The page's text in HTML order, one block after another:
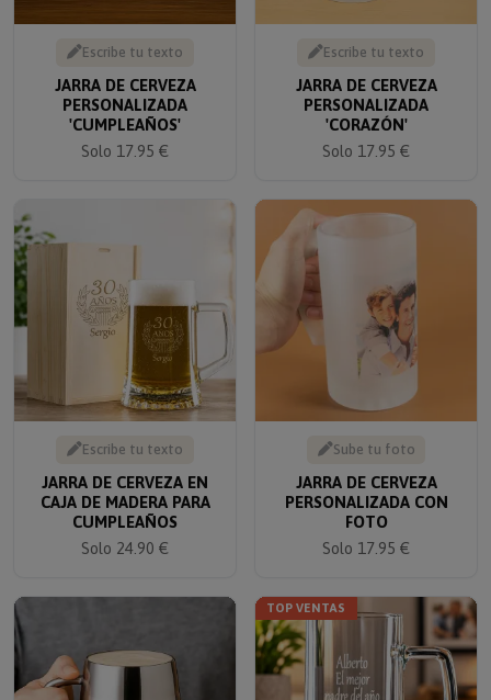
Escribe tu texto
JARRA DE CERVEZA
PERSONALIZADA
'CUMPLEAÑOS'
Solo 17.95 €
Escribe tu texto
JARRA DE CERVEZA
PERSONALIZADA
'CORAZÓN'
Solo 17.95 €
Escribe tu texto
JARRA DE CERVEZA EN
CAJA DE MADERA PARA
CUMPLEAÑOS
Solo 24.90 €
Sube tu foto
JARRA DE CERVEZA
PERSONALIZADA CON
FOTO
Solo 17.95 €
TOP VENTAS